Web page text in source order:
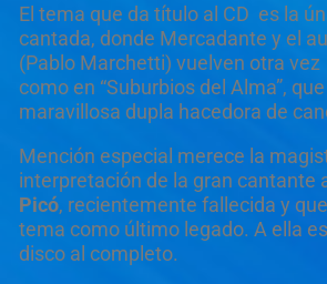
El tema que da título al CD es la
cantada, donde Mercadante y el
(Pablo Marchetti) vuelven otra
como en “Suburbios del Alma”,
maravillosa dupla hacedora de
Mención especial merece la
interpretación de la gran cantante
Picó, recientemente fallecida y
tema como último legado. A ella
disco al completo.